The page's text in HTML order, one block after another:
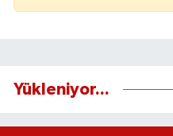
Yükleniyor...